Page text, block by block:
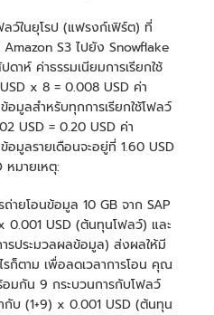
ว์ในยุโรป (แฟรงก์เฟิร์ต) ที่
S3 ไปยัง Snowflake
าห์ ค่าธรรมเนียมการเรียกใช้
x 8 = 0.008 USD ค่า
อมูลสำหรับทุกการเรียกใช้โฟลว์
USD = 0.20 USD ค่า
อมูลรายเดือนจะอยู่ที่ 1.60 USD
หมายเหตุ:
ายโอนข้อมูล 10 GB จาก SAP
0.001 USD (ต้นทุนโฟลว์) และ
รประมวลผลข้อมูล) ส่งผลให้มี
ก็ตาม เพื่อลดเวลาการโอน คุณ
อมกัน 9 กระบวนการกับโฟลว์
ากับ (1+9) x 0.001 USD (ต้นทุน